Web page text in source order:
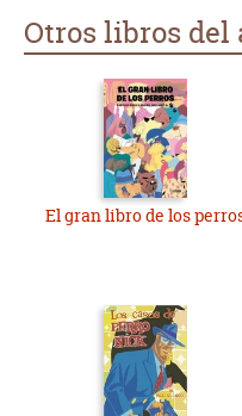
Otros libros del
El gran libro de los